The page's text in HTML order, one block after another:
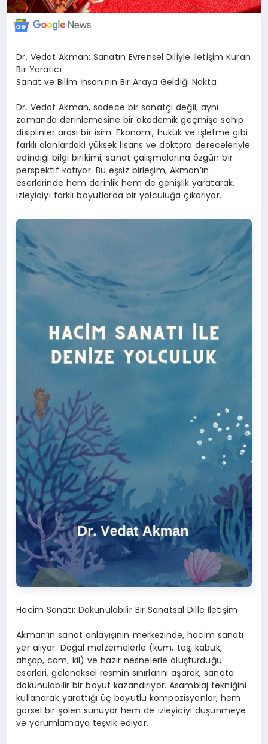
Dr. Vedat Akman: Sanatın Evrensel Diliyle İletişim Kuran
Bir Yaratıcı
Sanat ve Bilim İnsanının Bir Araya Geldiği Nokta
Dr. Vedat Akman, sadece bir sanatçı değil, aynı
zamanda derinlemesine bir akademik geçmişe sahip
disiplinler arası bir isim. Ekonomi, hukuk ve işletme gibi
farklı alanlardaki yüksek lisans ve doktora dereceleriyle
edindiği bilgi birikimi, sanat çalışmalarına özgün bir
perspektif katıyor. Bu eşsiz birleşim, Akman’ın
eserlerinde hem derinlik hem de genişlik yaratarak,
izleyiciyi farklı boyutlarda bir yolculuğa çıkarıyor.
Hacim Sanatı: Dokunulabilir Bir Sanatsal Dille İletişim
Akman’ın sanat anlayışının merkezinde, hacim sanatı
yer alıyor. Doğal malzemelerle (kum, taş, kabuk,
ahşap, cam, kil) ve hazır nesnelerle oluşturduğu
eserleri, geleneksel resmin sınırlarını aşarak, sanata
dokunulabilir bir boyut kazandırıyor. Asamblaj tekniğini
kullanarak yarattığı üç boyutlu kompozisyonlar, hem
görsel bir şölen sunuyor hem de izleyiciyi düşünmeye
ve yorumlamaya teşvik ediyor.